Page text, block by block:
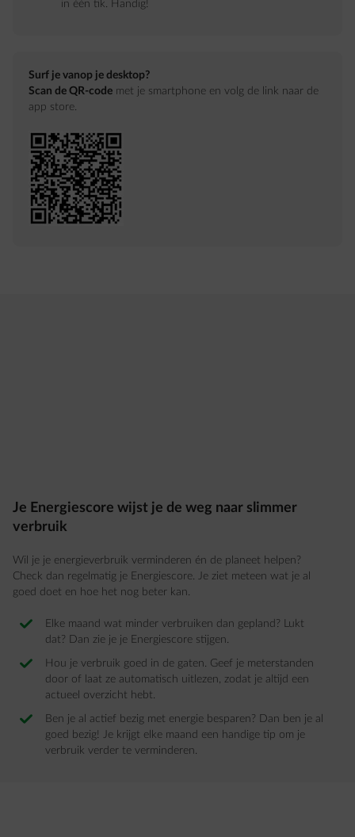
in één tik. Handig!
Surf je vanop je desktop?
Scan de QR-code met je smartphone en volg de link naar de
app store.
Je Energiescore wijst je de weg naar slimmer
verbruik
Wil je je energieverbruik verminderen én de planeet helpen?
Check dan regelmatig je Energiescore. Je ziet meteen wat je al
goed doet en hoe het nog beter kan.
Elke maand wat minder verbruiken dan gepland? Lukt
dat? Dan zie je je Energiescore stijgen.
Hou je verbruik goed in de gaten. Geef je meterstanden
door of laat ze automatisch uitlezen, zodat je altijd een
actueel overzicht hebt.
Ben je al actief bezig met energie besparen? Dan ben je al
goed bezig! Je krijgt elke maand een handige tip om je
verbruik verder te verminderen.